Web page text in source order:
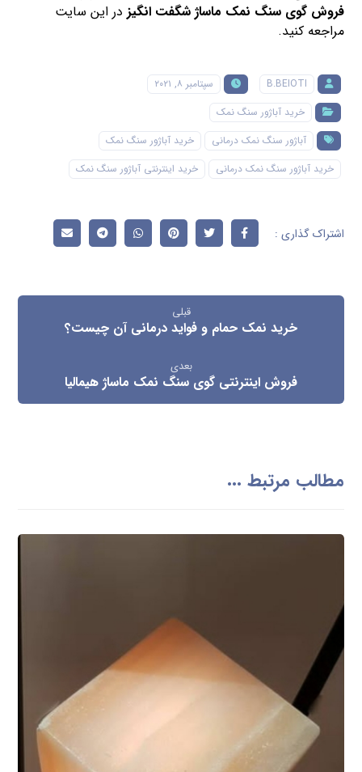
فروش گوی سنگ نمک ماساژ شگفت انگیز در این سایت
مراجعه کنید.
B.BEIOTI
سپتامبر ۸, ۲۰۲۱
خرید آباژور سنگ نمک
آباژور سنگ نمک درمانی
خرید آباژور سنگ نمک
خرید آباژور سنگ نمک درمانی
خرید اینترنتی آباژور سنگ نمک
قبلی
خرید نمک حمام و فواید درمانی آن چیست؟
بعدی
فروش اینترنتی گوی سنگ نمک ماساژ هیمالیا
مطالب مرتبط ...